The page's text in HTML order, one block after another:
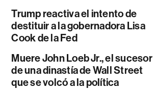
Trump reactiva el intento de
destituir a la gobernadora Lisa
Cook de la Fed
Muere John Loeb Jr., el sucesor
de una dinastía de Wall Street
que se volcó a la política